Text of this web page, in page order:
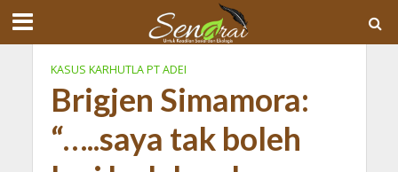
KASUS KARHUTLA PT ADEI
Brigjen Simamora:
“…..saya tak boleh